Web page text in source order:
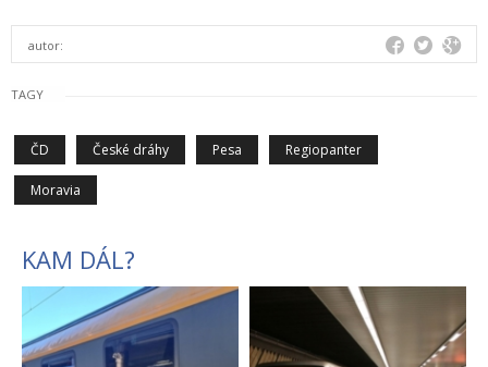
autor:
TAGY
ČD České dráhy Pesa Regiopanter
Moravia
KAM DÁL?